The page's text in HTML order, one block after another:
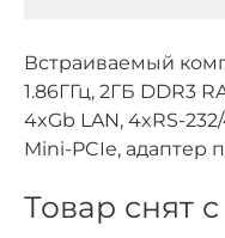
Встраиваемый
1.86ГГц, 2ГБ DDR3
4xGb LAN, 4xRS-
Mini-PCIe, адаптер
Товар снят